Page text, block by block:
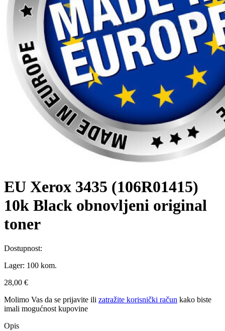
EU Xerox 3435 (106R01415)
10k Black obnovljeni original
toner
Dostupnost:
Lager: 100 kom.
28,00 €
Molimo Vas da se prijavite ili zatražite korisnički račun kako biste
imali mogućnost kupovine
Opis